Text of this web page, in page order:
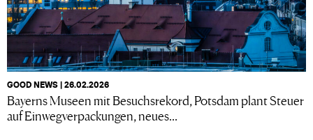
GOOD NEWS | 26.02.2026
Bayerns Museen mit Besuchsrekord, Potsdam plant Steuer
auf Einwegverpackungen, neues...